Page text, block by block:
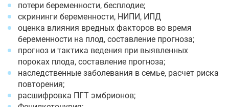
потери беременности, бесплодие;
скрининги беременности, НИПИ, ИПД
оценка влияния вредных факторов во время
беременности на плод, составление прогноза;
прогноз и тактика ведения при выявленных
пороках плода, составление прогноза;
наследственные заболевания в семье, расчет риска
повторения;
расшифровка ПГТ эмбрионов;